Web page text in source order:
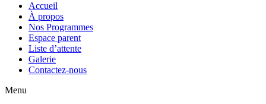
Accueil
À propos
Nos Programmes
Espace parent
Liste d’attente
Galerie
Contactez-nous
Menu